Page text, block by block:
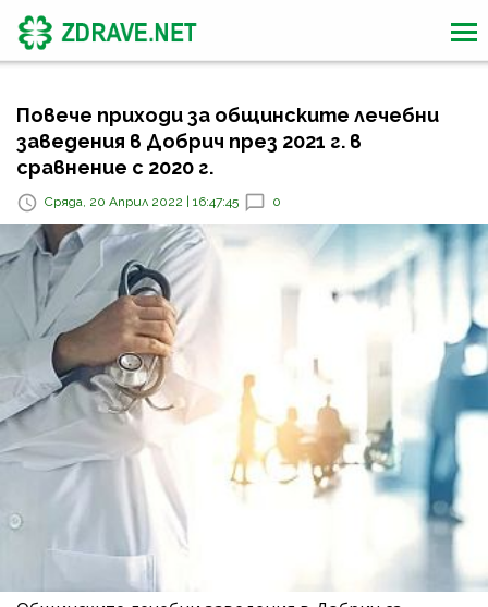
Повече приходи за общинските лечебни
заведения в Добрич през 2021 г. в
сравнение с 2020 г.
Сряда, 20 Април 2022 | 16:47:45 0